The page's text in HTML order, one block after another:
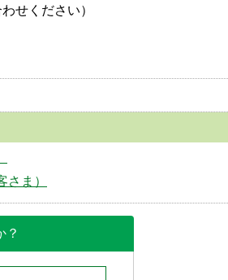
せください）
ま）
？